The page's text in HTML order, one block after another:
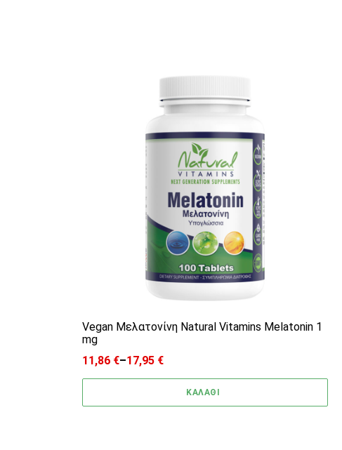
Vegan Μελατονίνη Natural Vitamins Melatonin 1
mg
11,86 €–17,95 €
Price range: 11,86 € through 17,95 €
ΚΑΛΑΘΙ
Αυτό το προϊόν έχει πολλαπλές